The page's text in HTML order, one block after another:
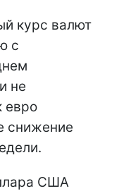
курс валют
с
не
евро
снижение
США